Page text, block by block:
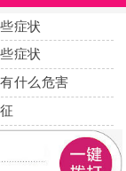
症状
症状
什么危害